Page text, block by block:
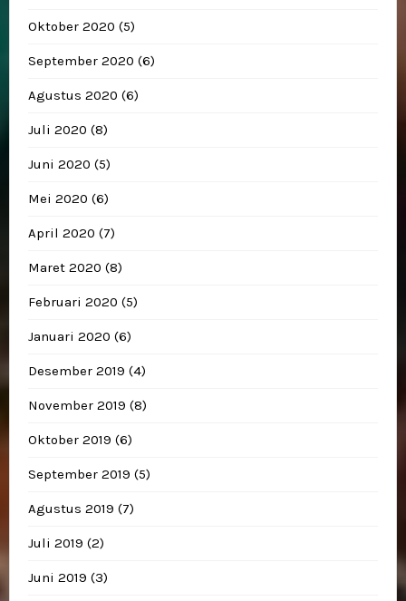
Oktober 2020 (5)
September 2020 (6)
Agustus 2020 (6)
Juli 2020 (8)
Juni 2020 (5)
Mei 2020 (6)
April 2020 (7)
Maret 2020 (8)
Februari 2020 (5)
Januari 2020 (6)
Desember 2019 (4)
November 2019 (8)
Oktober 2019 (6)
September 2019 (5)
Agustus 2019 (7)
Juli 2019 (2)
Juni 2019 (3)